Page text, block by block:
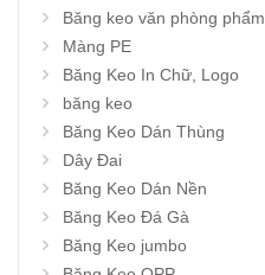
Băng keo văn phòng phẩm
Màng PE
Băng Keo In Chữ, Logo
băng keo
Băng Keo Dán Thùng
Dây Đai
Băng Keo Dán Nền
Băng Keo Đá Gà
Băng Keo jumbo